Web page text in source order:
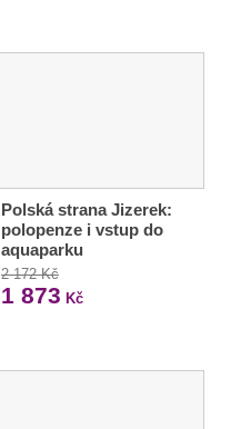
Polská strana Jizerek:
polopenze i vstup do
aquaparku
2 172 Kč
1 873 Kč